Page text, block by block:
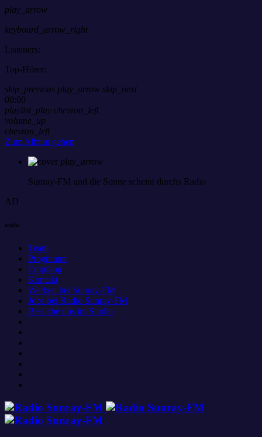
play_arrow
keyboard_arrow_right
Listeners:
Top-Hörer:
skip_previous play_arrow skip_next
00:00
playlist_play chevron_left
volume_up
chevron_left
Zum Album gehen
play_arrow
Sunray-FM und die Sonne scheint durchs Radio
AD
radio
Team
Programm
Empfang
Kontakt
Werben bei Sunray-FM
Jobs bei Radio Sunray-FM
Besuche uns im Studio